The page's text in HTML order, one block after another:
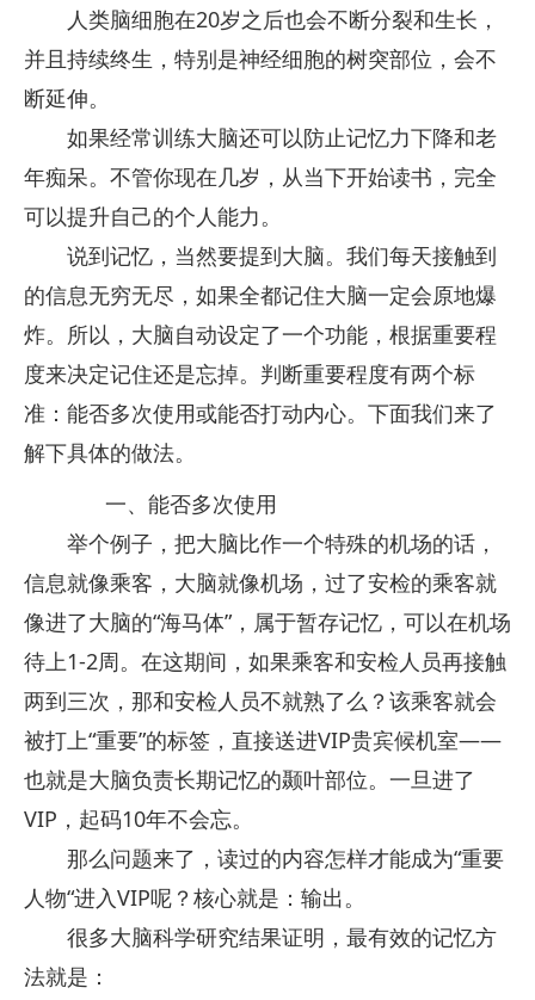
人类脑细胞在20岁之后也会不断分裂和生长，
并且持续终生，特别是神经细胞的树突部位，会不
断延伸。
如果经常训练大脑还可以防止记忆力下降和老
年痴呆。不管你现在几岁，从当下开始读书，完全
可以提升自己的个人能力。
说到记忆，当然要提到大脑。我们每天接触到
的信息无穷无尽，如果全都记住大脑一定会原地爆
炸。所以，大脑自动设定了一个功能，根据重要程
度来决定记住还是忘掉。判断重要程度有两个标
准：能否多次使用或能否打动内心。下面我们来了
解下具体的做法。
一、能否多次使用
举个例子，把大脑比作一个特殊的机场的话，
信息就像乘客，大脑就像机场，过了安检的乘客就
像进了大脑的“海马体”，属于暂存记忆，可以在机场
待上1-2周。在这期间，如果乘客和安检人员再接触
两到三次，那和安检人员不就熟了么？该乘客就会
被打上“重要”的标签，直接送进VIP贵宾候机室——
也就是大脑负责长期记忆的颞叶部位。一旦进了
VIP，起码10年不会忘。
那么问题来了，读过的内容怎样才能成为“重要
人物“进入VIP呢？核心就是：输出。
很多大脑科学研究结果证明，最有效的记忆方
法就是：